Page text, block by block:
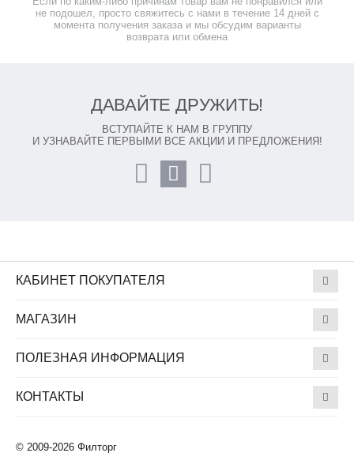
не подошел, просто свяжитесь с нами в течение 14 дней с
момента получения заказа и мы обсудим варианты
возврата или обмена
ДАВАЙТЕ ДРУЖИТЬ!
ВСТУПАЙТЕ К НАМ В ГРУППУ
И УЗНАВАЙТЕ ПЕРВЫМИ ВСЕ АКЦИИ И ПРЕДЛОЖЕНИЯ!
КАБИНЕТ ПОКУПАТЕЛЯ
МАГАЗИН
ПОЛЕЗНАЯ ИНФОРМАЦИЯ
КОНТАКТЫ
© 2009-2026 Филторг